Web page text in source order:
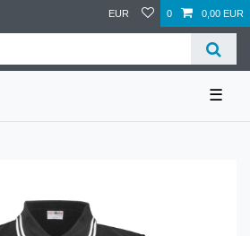
EUR 0 0,00 EUR
☰